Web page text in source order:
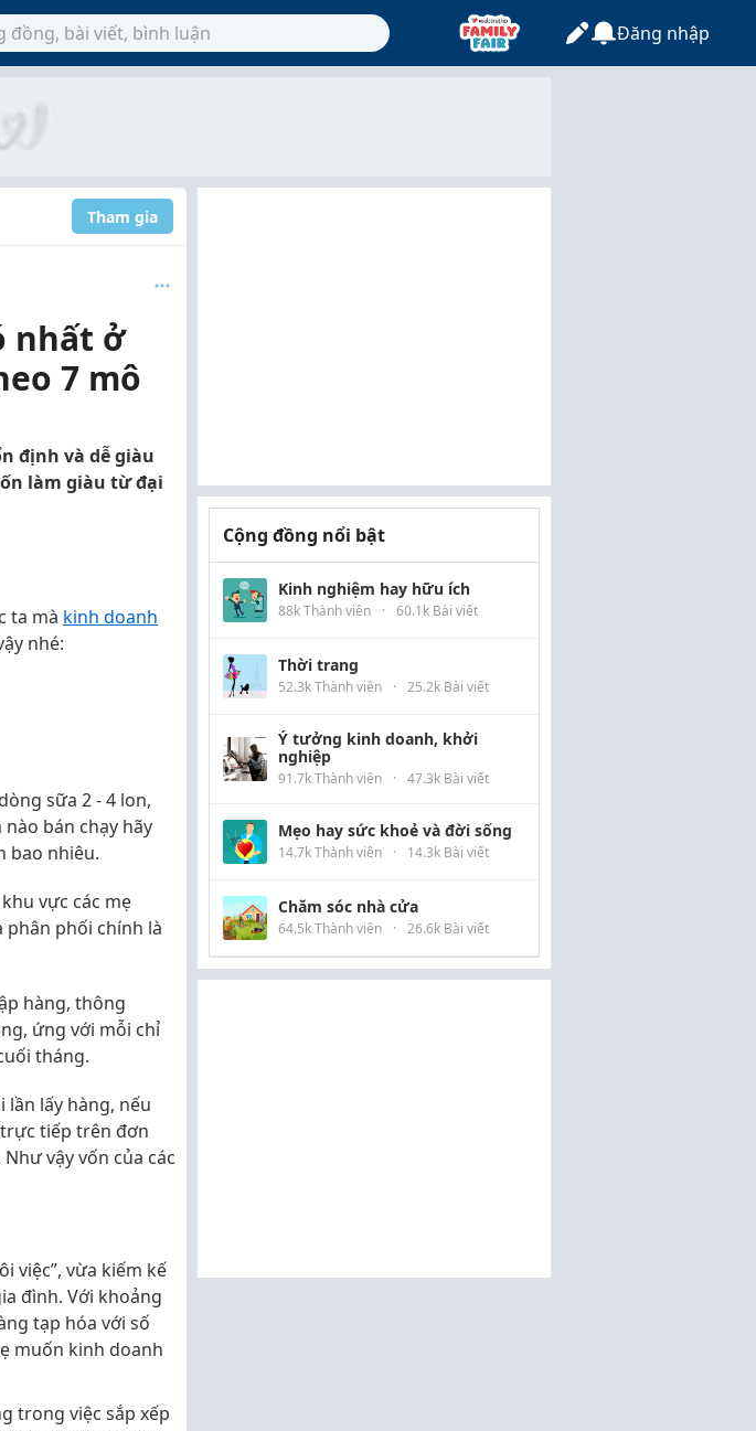
Đăng nhập
Tham gia
nhất ở
7 mô
định và dễ giàu
làm giàu từ đại
ta mà kinh doanh
nhé:
sữa 2 - 4 lon,
bán chạy hãy
bao nhiêu.
vực các mẹ
phân phối chính là
hàng, thông
ứng với mỗi chỉ
tháng.
lần lấy hàng, nếu
trực tiếp trên đơn
vậy vốn của các
việc”, vừa kiếm kế
đình. Với khoảng
tạp hóa với số
muốn kinh doanh
trong việc sắp xếp
Cộng đồng nổi bật
Kinh nghiệm hay hữu ích
88k Thành viên · 60.1k Bài viết
Thời trang
52.3k Thành viên · 25.2k Bài viết
Ý tưởng kinh doanh, khởi
nghiệp
91.7k Thành viên · 47.3k Bài viết
Mẹo hay sức khoẻ và đời sống
14.7k Thành viên · 14.3k Bài viết
Chăm sóc nhà cửa
64.5k Thành viên · 26.6k Bài viết